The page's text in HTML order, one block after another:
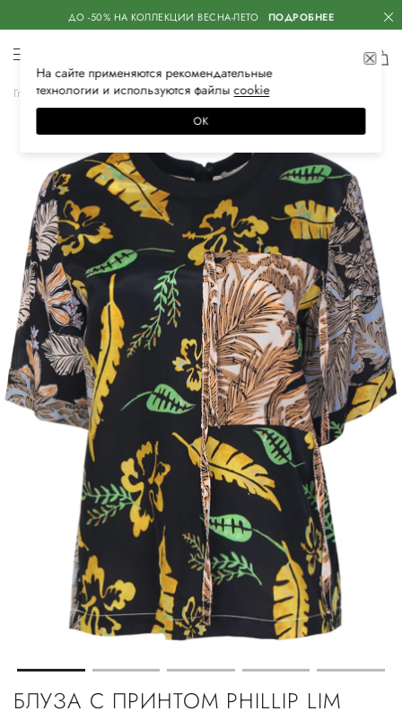
ДО -50% НА КОЛЛЕКЦИИ ВЕСНА-ЛЕТО ПОДРОБНЕЕ
Главная Женская Одежда Блузы и рубашки
БЛУЗА С ПРИНТОМ PHILLIP LIM
На сайте применяются рекомендательные
технологии и используются файлысооkiе
ОК